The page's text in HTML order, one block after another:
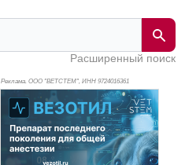
Расширенный поиск
Реклама. ООО "ВЕТСТЕМ", ИНН 9724016361